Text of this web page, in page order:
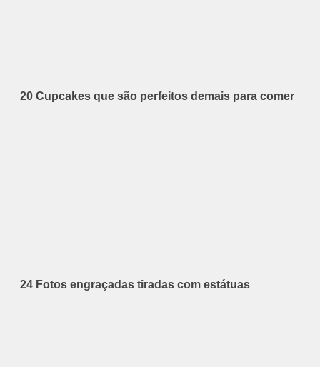
20 Cupcakes que são perfeitos demais para comer
24 Fotos engraçadas tiradas com estátuas